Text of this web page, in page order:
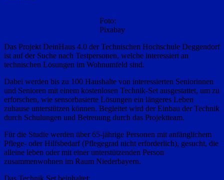
Foto:
Pixabay
Das Projekt DeinHaus 4.0 der Technischen Hochschule Deggendorf
ist auf der Suche nach Testpersonen, welche interessiert an
technischen Lösungen im Wohnumfeld sind.
Dabei werden bis zu 100 Haushalte von interessierten Seniorinnen
und Senioren mit einem kostenlosen Technik-Set ausgestattet, um zu
erforschen, wie sensorbasierte Lösungen ein längeres Leben
zuhause unterstützen können. Begleitet wird der Einbau der Technik
durch Schulungen und Betreuung durch das Projektteam.
Für die Studie werden über 65-jährige Personen mit anfänglichem
Pflege- oder Hilfsbedarf (Pflegegrad nicht erforderlich), gesucht, die
alleine leben oder mit einer unterstützenden Person
zusammenwohnen im Raum Niederbayern.